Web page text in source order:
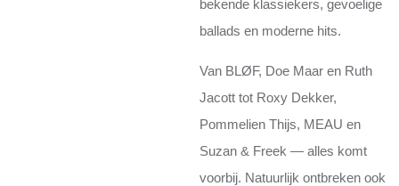
bekende klassiekers, gevoelige
ballads en moderne hits.
Van BLØF, Doe Maar en Ruth
Jacott tot Roxy Dekker,
Pommelien Thijs, MEAU en
Suzan & Freek — alles komt
voorbij. Natuurlijk ontbreken ook